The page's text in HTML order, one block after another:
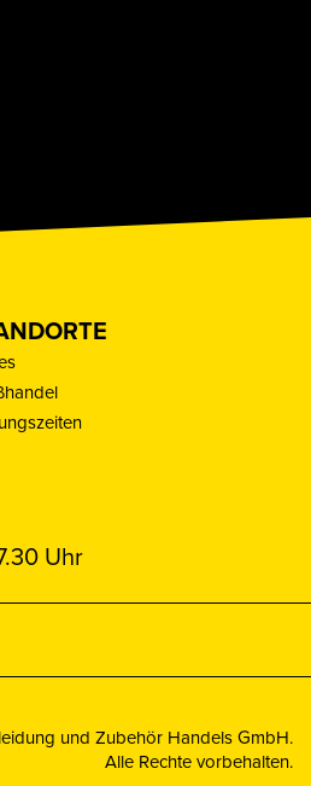
Uhr
und Zubehör Handels GmbH.
Alle Rechte vorbehalten.